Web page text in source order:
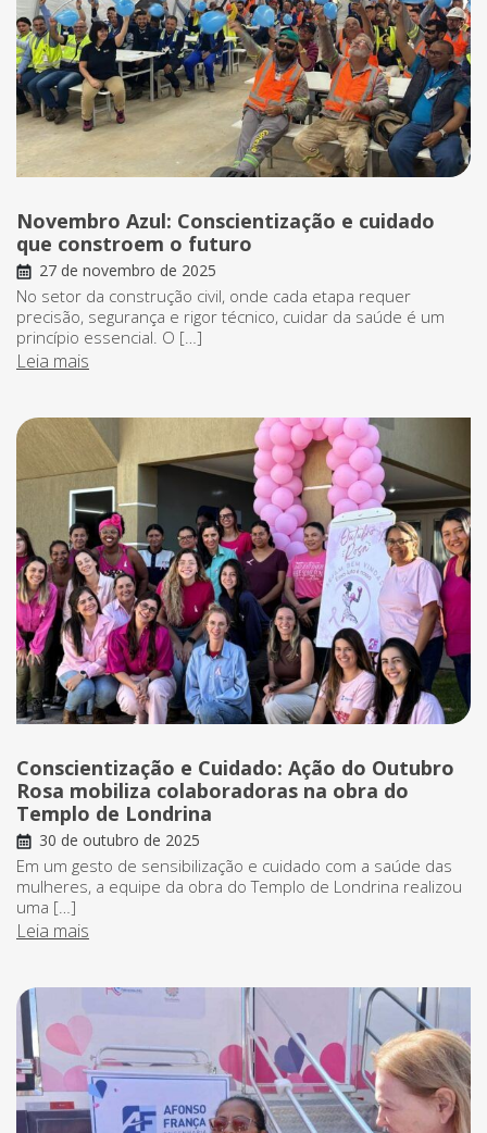
Novembro Azul: Conscientização e cuidado
que constroem o futuro
27 de novembro de 2025
No setor da construção civil, onde cada etapa requer
precisão, segurança e rigor técnico, cuidar da saúde é um
princípio essencial. O […]
Leia mais
Conscientização e Cuidado: Ação do Outubro
Rosa mobiliza colaboradoras na obra do
Templo de Londrina
30 de outubro de 2025
Em um gesto de sensibilização e cuidado com a saúde das
mulheres, a equipe da obra do Templo de Londrina realizou
uma […]
Leia mais